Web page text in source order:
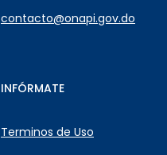
contacto@onapi.gov.do
INFÓRMATE
Terminos de Uso